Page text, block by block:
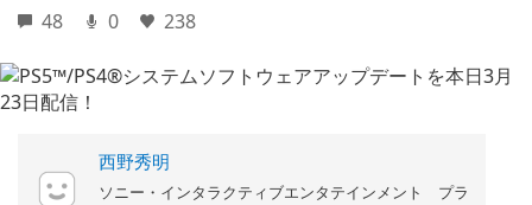
48 0 238
西野秀明
ソニー・インタラクティブエンタテインメント プラ